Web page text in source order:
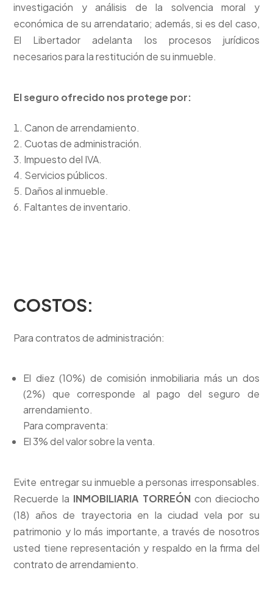
investigación y análisis de la solvencia moral y
económica de su arrendatario; además, si es del caso,
El Libertador adelanta los procesos jurídicos
necesarios para la restitución de su inmueble.
El seguro ofrecido nos protege por:
Canon de arrendamiento.
Cuotas de administración.
Impuesto del IVA.
Servicios públicos.
Daños al inmueble.
Faltantes de inventario.
COSTOS:
Para contratos de administración:
El diez (10%) de comisión inmobiliaria más un dos
(2%) que corresponde al pago del seguro de
arrendamiento.
Para compraventa:
El 3% del valor sobre la venta.
Evite entregar su inmueble a personas irresponsables.
Recuerde la INMOBILIARIA TORREÓNcon dieciocho
(18) años de trayectoria en la ciudad vela por su
patrimonio y lo más importante, a través de nosotros
usted tiene representación y respaldo en la firma del
contrato de arrendamiento.